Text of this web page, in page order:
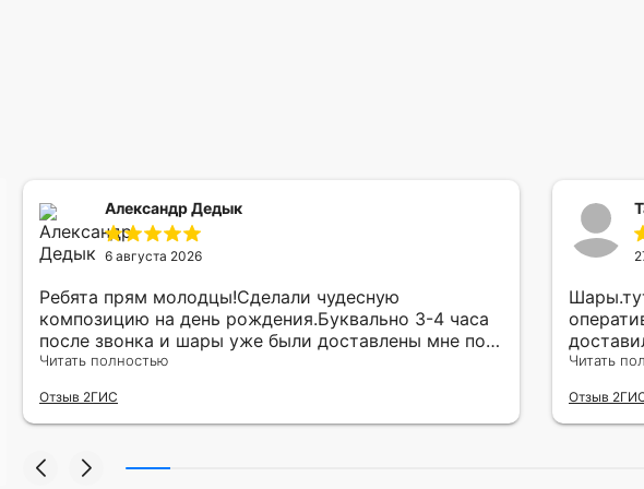
Александр Дедык
6 августа 2026
Ребята прям молодцы!Сделали чудесную
композицию на день рождения.Буквально 3-4 часа
после звонка и шары уже были доставлены мне по
адресу.Качество исполнения и упаковки на 5.Жена
Читать полностью
Отзыв 2ГИС
другу в
Читать
Отзыв